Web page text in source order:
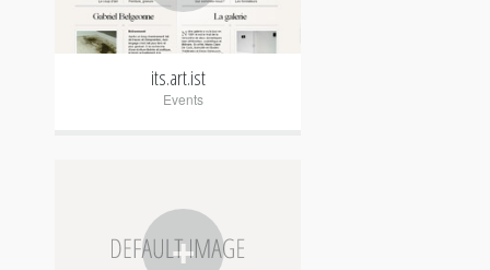
its.art.ist
Events
+